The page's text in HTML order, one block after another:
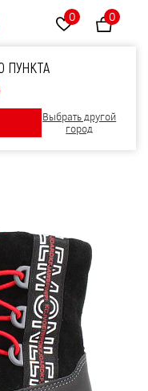
0 0
ПУНКТА
Выбрать другой
город